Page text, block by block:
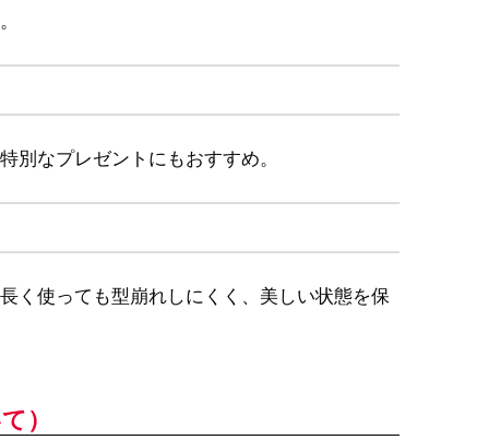
別なプレゼントにもおすすめ。
く使っても型崩れしにくく、美しい状態を保
）